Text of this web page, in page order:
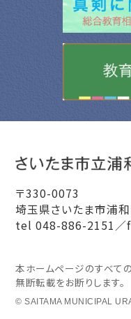
〒330-0073
埼玉県さいたま市浦
tel 048-886-2151／
本ホームページのすべて
無断転載をお断りします。
© SAITAMA MUNICIPAL